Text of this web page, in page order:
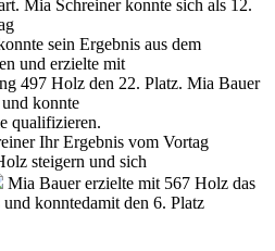
Mia Schreiner konnte sich als 12.
sein Ergebnis aus dem
und erzielte mit
497 Holz den 22. Platz. Mia Bauer
konnte
qualifizieren.
Ihr Ergebnis vom Vortag
steigern und sich
Mia Bauer erzielte mit 567 Holz das
konntedamit den 6. Platz